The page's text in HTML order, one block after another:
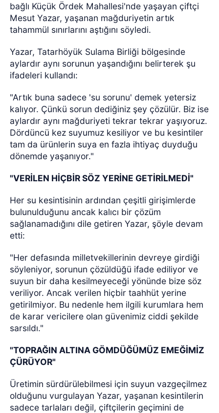
bağlı Küçük Ördek Mahallesi'nde yaşayan çiftçi
Mesut Yazar, yaşanan mağduriyetin artık
tahammül sınırlarını aştığını söyledi.
Yazar, Tatarhöyük Sulama Birliği bölgesinde
aylardır aynı sorunun yaşandığını belirterek şu
ifadeleri kullandı:
"Artık buna sadece 'su sorunu' demek yetersiz
kalıyor. Çünkü sorun dediğiniz şey çözülür. Biz ise
aylardır aynı mağduriyeti tekrar tekrar yaşıyoruz.
Dördüncü kez suyumuz kesiliyor ve bu kesintiler
tam da ürünlerin suya en fazla ihtiyaç duyduğu
dönemde yaşanıyor."
"VERİLEN HİÇBİR SÖZ YERİNE GETİRİLMEDİ"
Her su kesintisinin ardından çeşitli girişimlerde
bulunulduğunu ancak kalıcı bir çözüm
sağlanamadığını dile getiren Yazar, şöyle devam
etti:
"Her defasında milletvekillerinin devreye girdiği
söyleniyor, sorunun çözüldüğü ifade ediliyor ve
suyun bir daha kesilmeyeceği yönünde bize söz
veriliyor. Ancak verilen hiçbir taahhüt yerine
getirilmiyor. Bu nedenle hem ilgili kurumlara hem
de karar vericilere olan güvenimiz ciddi şekilde
sarsıldı."
"TOPRAĞIN ALTINA GÖMDÜĞÜMÜZ EMEĞİMİZ
ÇÜRÜYOR"
Üretimin sürdürülebilmesi için suyun vazgeçilmez
olduğunu vurgulayan Yazar, yaşanan kesintilerin
sadece tarlaları değil, çiftçilerin geçimini de